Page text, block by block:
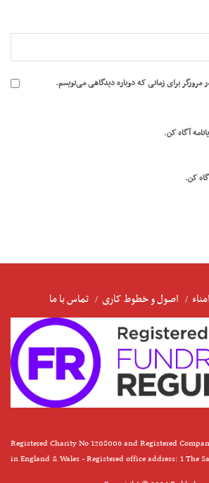
مرورگر برای زمانی که دوباره دیدگاهی می‌نویسم.
آگاه کن.
کن.
اصول و خطوط کاری تماس با ما
Registered Charity No 1208006 and Registered
in England & Wales - Registered office address: 1 The